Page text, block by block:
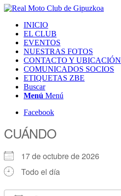
INICIO
EL CLUB
EVENTOS
NUESTRAS FOTOS
CONTACTO Y UBICACIÓN
COMUNICADOS SOCIOS
ETIQUETAS ZBE
Buscar
Menú Menú
Facebook
CUÁNDO
17 de octubre de 2026
Todo el día